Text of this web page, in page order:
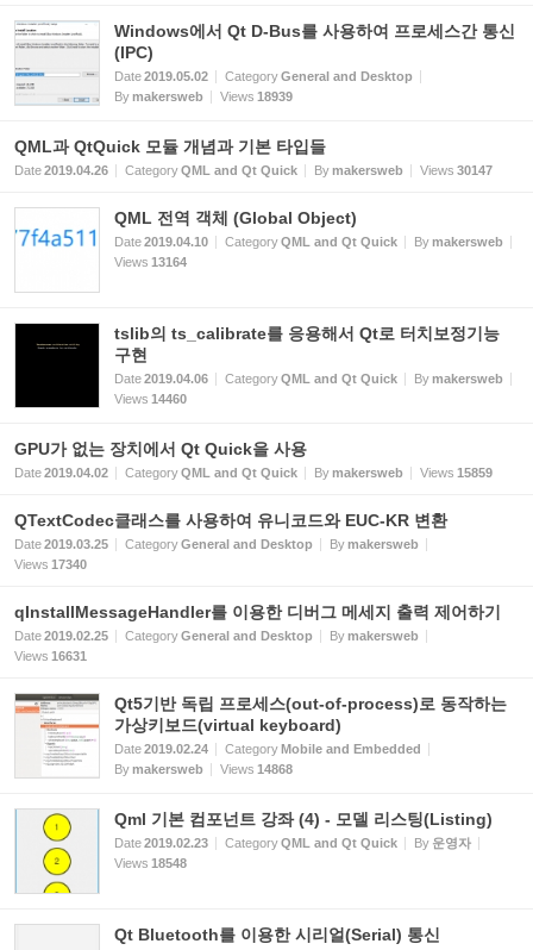
Windows에서 Qt D-Bus를 사용하여 프로세스간 통신
(IPC)
Date2019.05.02 CategoryGeneral and Desktop
Bymakersweb Views 18939
QML과 QtQuick 모듈 개념과 기본 타입들
Date2019.04.26 CategoryQML and Qt Quick Bymakersweb Views 30147
QML 전역 객체 (Global Object)
Date2019.04.10 CategoryQML and Qt Quick Bymakersweb
Views 13164
tslib의 ts_calibrate를 응용해서 Qt로 터치보정기능
구현
Date2019.04.06 CategoryQML and Qt Quick Bymakersweb
Views 14460
GPU가 없는 장치에서 Qt Quick을 사용
Date2019.04.02 CategoryQML and Qt Quick Bymakersweb Views 15859
QTextCodec클래스를 사용하여 유니코드와 EUC-KR 변환
Date2019.03.25 CategoryGeneral and Desktop Bymakersweb
Views 17340
qInstallMessageHandler를 이용한 디버그 메세지 출력 제어하기
Date2019.02.25 CategoryGeneral and Desktop Bymakersweb
Views 16631
Qt5기반 독립 프로세스(out-of-process)로 동작하는
가상키보드(virtual keyboard)
Date2019.02.24 Category Mobile and Embedded
Bymakersweb Views 14868
Qml 기본 컴포넌트 강좌 (4) - 모델 리스팅(Listing)
Date2019.02.23 CategoryQML and Qt Quick By 운영자
Views 18548
Qt Bluetooth를 이용한 시리얼(Serial) 통신